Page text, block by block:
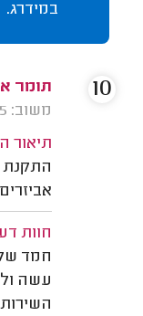
במידרג.
תומר
משוב: 29/04/2025
תיאור
התקנת
חוות
חמד
עשה
10